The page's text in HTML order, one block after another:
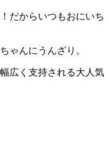
だからいつもおにいち
ゃんにうんざり。
広く支持される大人気